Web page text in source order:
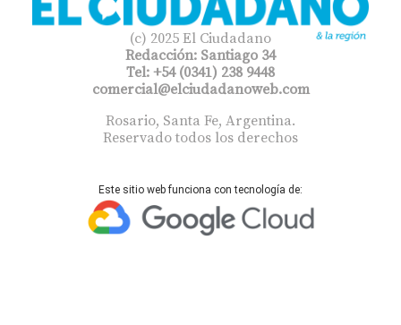
(c) 2025 El Ciudadano
Redacción: Santiago 34
Tel: +54 (0341) 238 9448
comercial@elciudadanoweb.com​
Rosario, Santa Fe, Argentina.
Reservado todos los derechos
Este sitio web funciona con tecnología de: